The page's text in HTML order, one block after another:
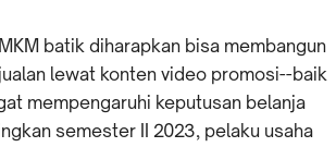
batik diharapkan bisa membangun
lewat konten video promosi--baik
mempengaruhi keputusan belanja
semester II 2023, pelaku usaha